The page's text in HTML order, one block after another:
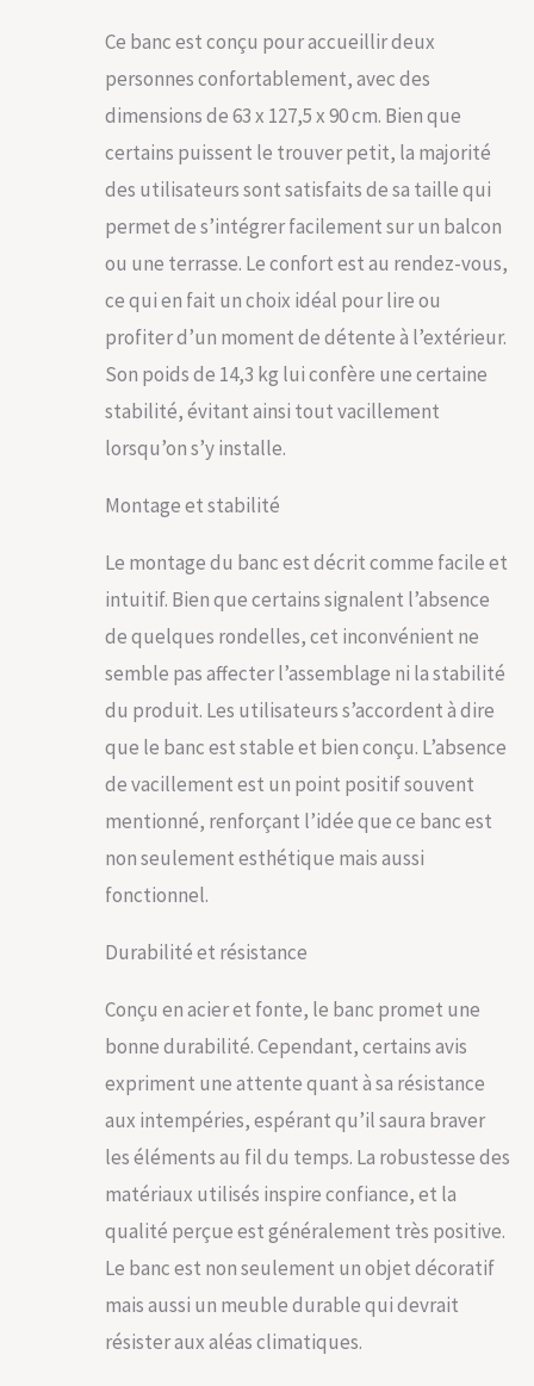
Ce banc est conçu pour accueillir deux
personnes confortablement, avec des
dimensions de 63 x 127,5 x 90 cm. Bien que
certains puissent le trouver petit, la majorité
des utilisateurs sont satisfaits de sa taille qui
permet de s’intégrer facilement sur un balcon
ou une terrasse. Le confort est au rendez-vous,
ce qui en fait un choix idéal pour lire ou
profiter d’un moment de détente à l’extérieur.
Son poids de 14,3 kg lui confère une certaine
stabilité, évitant ainsi tout vacillement
lorsqu’on s’y installe.
Montage et stabilité
Le montage du banc est décrit comme facile et
intuitif. Bien que certains signalent l’absence
de quelques rondelles, cet inconvénient ne
semble pas affecter l’assemblage ni la stabilité
du produit. Les utilisateurs s’accordent à dire
que le banc est stable et bien conçu. L’absence
de vacillement est un point positif souvent
mentionné, renforçant l’idée que ce banc est
non seulement esthétique mais aussi
fonctionnel.
Durabilité et résistance
Conçu en acier et fonte, le banc promet une
bonne durabilité. Cependant, certains avis
expriment une attente quant à sa résistance
aux intempéries, espérant qu’il saura braver
les éléments au fil du temps. La robustesse des
matériaux utilisés inspire confiance, et la
qualité perçue est généralement très positive.
Le banc est non seulement un objet décoratif
mais aussi un meuble durable qui devrait
résister aux aléas climatiques.